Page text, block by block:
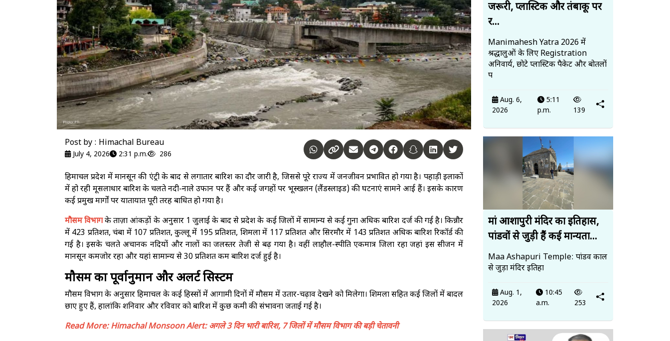
Post by : Himachal Bureau
July 4, 2026 2:31 p.m. 286
हिमाचल प्रदेश में मानसून की एंट्री के बाद से लगातार बारिश का दौर जारी है, जिससे पूरे राज्य में जनजीवन प्रभावित हो गया है। पहाड़ी इलाकों
में हो रही मूसलाधार बारिश के चलते नदी-नाले उफान पर हैं और कई जगहों पर भूस्खलन (लैंडस्लाइड) की घटनाएं सामने आई हैं। इसके कारण
कई प्रमुख मार्गों पर यातायात पूरी तरह बाधित हो गया है।
मौसम विभागके ताज़ा आंकड़ों के अनुसार 1 जुलाई के बाद से प्रदेश के कई जिलों में सामान्य से कई गुना अधिक बारिश दर्ज की गई है। किन्नौर
में 423 प्रतिशत, चंबा में 107 प्रतिशत, कुल्लू में 195 प्रतिशत, शिमला में 117 प्रतिशत और सिरमौर में 143 प्रतिशत अधिक बारिश रिकॉर्ड की
गई है। इसके चलते अचानक नदियों और नालों का जलस्तर तेजी से बढ़ गया है। वहीं लाहौल-स्पीति एकमात्र जिला रहा जहां इस सीजन में
मानसून कमजोर रहा और यहां सामान्य से 30 प्रतिशत कम बारिश दर्ज हुई है।
मौसम का पूर्वानुमान और अलर्ट सिस्टम
मौसम विभाग के अनुसार हिमाचल के कई हिस्सों में आगामी दिनों में मौसम में उतार-चढ़ाव देखने को मिलेगा। शिमला सहित कई जिलों में बादल
छाए हुए हैं, हालांकि शनिवार और रविवार को बारिश में कुछ कमी की संभावना जताई गई है।
Read More:Himachal Monsoon Alert: अगले 3 दिन भारी बारिश, 7 जिलों में मौसम विभाग की बड़ी चेतावनी
जरूरी, प्लास्टिक और तंबाकू पर
र...
Manimahesh Yatra 2026 में
श्रद्धालुओं के लिए Registration
अनिवार्य, छोटे प्लास्टिक पैकेट और बोतलों
प
Aug. 6,
2026
5:11
p.m.
139
मां आशापुरी मंदिर का इतिहास,
पांडवों से जुड़ी हैं कई मान्यता...
Maa Ashapuri Temple: पांडव काल
से जुड़ा मंदिर इतिहा
Aug. 1,
2026
10:45
a.m.
253